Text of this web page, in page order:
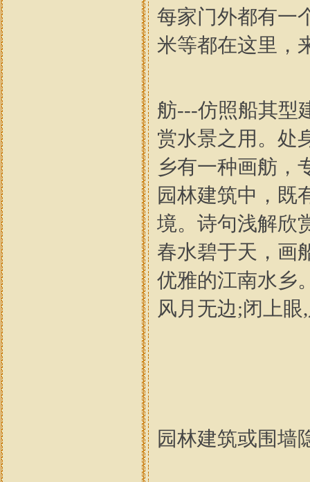
每家门外都有一
米等都在这里，
舫---仿照船其型
赏水景之用。处
乡有一种画舫，
园林建筑中，既
境。诗句浅解欣
春水碧于天，画
优雅的江南水乡
风月无边;闭上
园林建筑或围墙